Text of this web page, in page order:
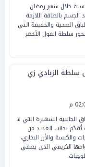
خلال شهر رمضان
الجسم بالطاقة اللازمة
الصحية والخفيفة التي
سلطة الفول الأخضر
الزبادي زي
الجانبية الشهيرة التي لا
تُقدّم بجانب العديد من
والكبسة والأرز البخاري،
الكريمي الذي يضفي